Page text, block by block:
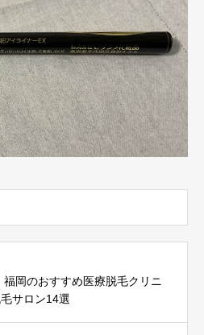
福岡のおすすめ医療脱毛クリニ
サロン14選